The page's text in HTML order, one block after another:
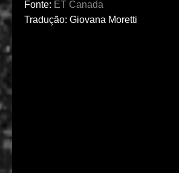
Fonte: ET Canada
Tradução: Giovana Moretti